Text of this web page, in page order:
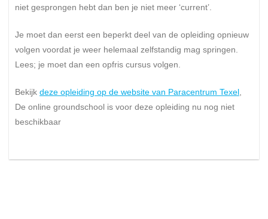
niet gesprongen hebt dan ben je niet meer ‘current’.
Je moet dan eerst een beperkt deel van de opleiding opnieuw
volgen voordat je weer helemaal zelfstandig mag springen.
Lees; je moet dan een opfris cursus volgen.
Bekijk deze opleiding op de website van Paracentrum Texel
De online groundschool is voor deze opleiding nu nog niet
beschikbaar